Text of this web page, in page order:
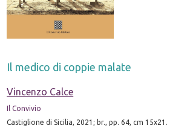
Il medico di coppie malate
Vincenzo Calce
Il Convivio
Castiglione di Sicilia, 2021; br., pp. 64, cm 15x21.